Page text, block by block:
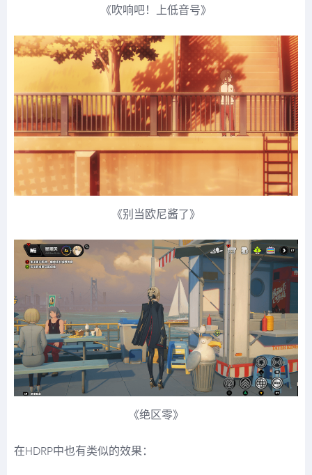
《吹响吧！上低音号》
《别当欧尼酱了》
《绝区零》
在HDRP中也有类似的效果：